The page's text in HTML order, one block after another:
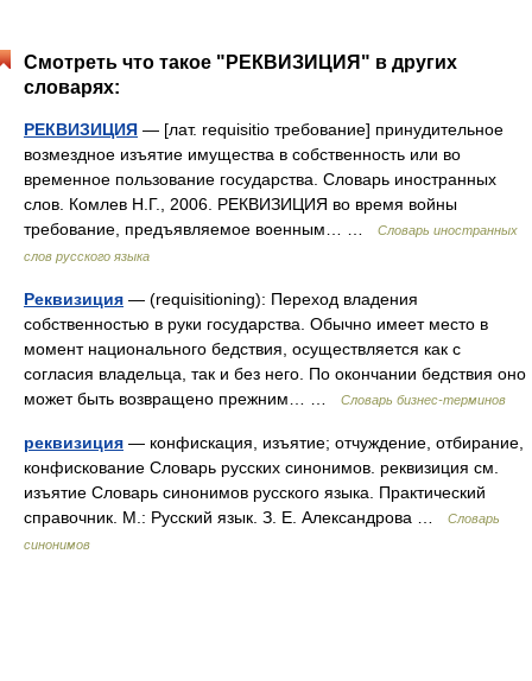
Смотреть что такое "РЕКВИЗИЦИЯ" в других
словарях:
РЕКВИЗИЦИЯ — [лат. requisitio требование] принудительное
возмездное изъятие имущества в собственность или во
временное пользование государства. Словарь иностранных
слов. Комлев Н.Г., 2006. РЕКВИЗИЦИЯ во время войны
требование, предъявляемое военным… …
Словарь иностранных
слов русского языка
Реквизиция — (requisitioning): Переход владения
собственностью в руки государства. Обычно имеет место в
момент национального бедствия, осуществляется как с
согласия владельца, так и без него. По окончании бедствия оно
может быть возвращено прежним… …
Словарь бизнес-терминов
реквизиция — конфискация, изъятие; отчуждение, отбирание,
конфискование Словарь русских синонимов. реквизиция см.
изъятие Словарь синонимов русского языка. Практический
справочник. М.: Русский язык. З. Е. Александрова …
Словарь
синонимов